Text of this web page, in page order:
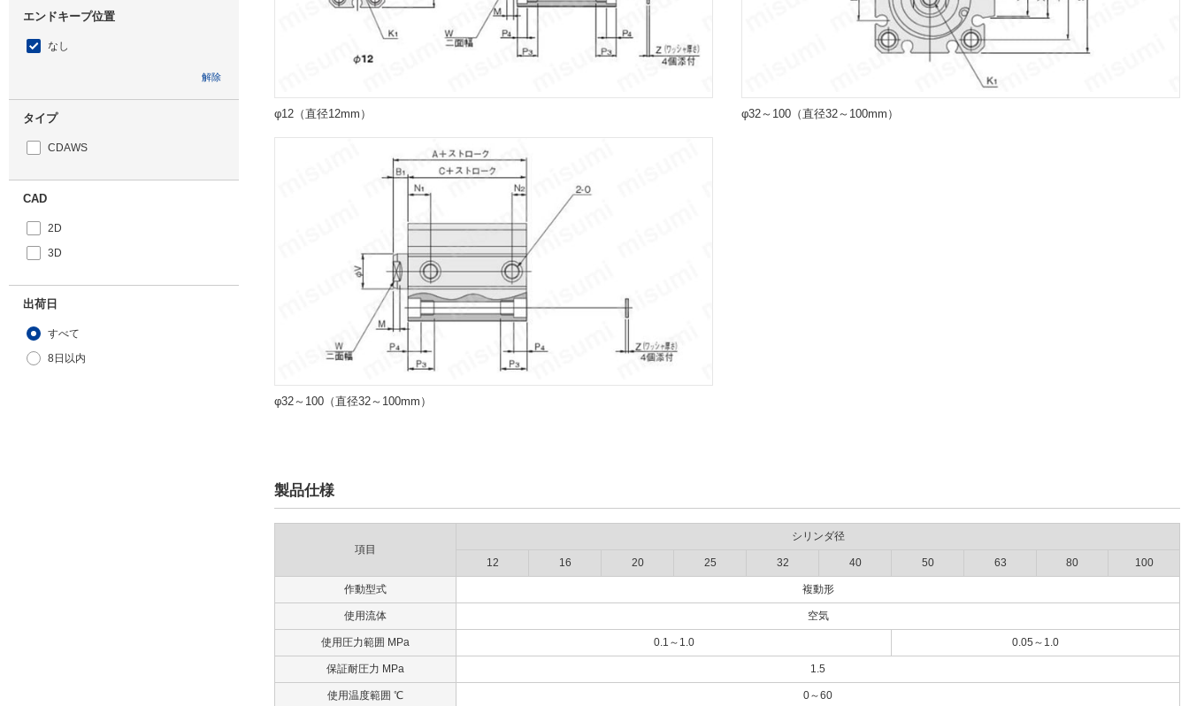
エンドキープ位置
なし
解除
タイプ
CDAWS
CAD
2D
3D
出荷日
すべて
8日以内
φ12（直径12mm） φ32～100（直径32～100mm）
φ32～100（直径32～100mm）
製品仕様
項目
シリンダ径
12 16 20 25 32 40 50 63 80 100
作動型式 複動形
使用流体 空気
使用圧力範囲 MPa 0.1～1.0 0.05～1.0
保証耐圧力 MPa 1.5
使用温度範囲 ℃ 0～60